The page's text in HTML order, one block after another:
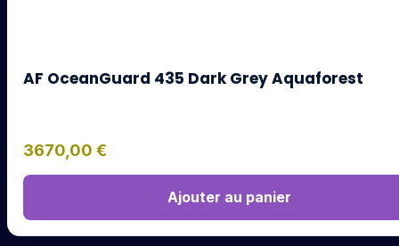
AF OceanGuard 435 Dark Grey Aquaforest
3670,00 €
Ajouter au panier